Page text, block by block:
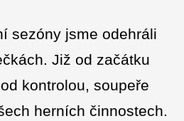
sezóny jsme odehráli
Již od začátku
kontrolou, soupeře
herních činnostech.